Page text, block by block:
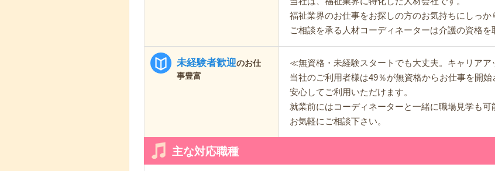
福祉業界のお仕事をお探しの方のお気持ちにしっか
ご相談を承る人材コーディネーターは介護の資格を
未経験者歓迎のお仕
事豊富
≪無資格・未経験スタートでも大丈夫。キャリア
当社のご利用者様は49％が無資格からお仕事を開始
安心してご利用いただけます。
就業前にはコーディネーターと一緒に職場見学も可
お気軽にご相談下さい。
主な対応職種